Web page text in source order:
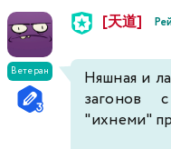
Ветеран
[天道]
Няшная и
загонов
"ихнеми"